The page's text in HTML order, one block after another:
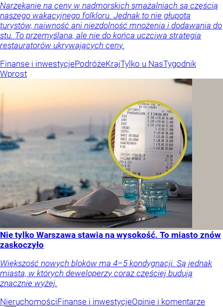
Narzekanie na ceny w nadmorskich smażalniach są częścią
naszego wakacyjnego folkloru. Jednak to nie głupota
turystów, naiwność ani niezdolność mnożenia i dodawania do
stu. To przemyślana, ale nie do końca uczciwa strategia
restauratorów ukrywających ceny.
Finanse i inwestycjePodróżeKrajTylko u NasTygodnik
Wprost
Nie tylko Warszawa stawia na wysokość. To miasto znów
zaskoczyło
Większość nowych bloków ma 4–5 kondygnacji. Są jednak
miasta, w których deweloperzy coraz częściej budują
znacznie wyżej.
NieruchomościFinanse i inwestycjeOpinie i komentarze